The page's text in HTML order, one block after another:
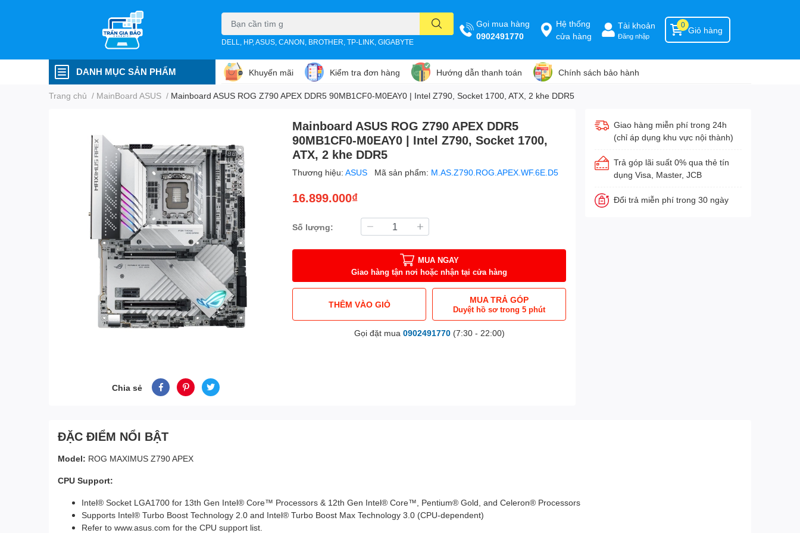
DELL, HP, ASUS, CANON, BROTHER, TP-LINK, GIGABYTE
Gọi mua hàng
0902491770
Hệ thống
cửa hàng
Tài khoản
Đăng nhập
Giỏ hàng
0
DANH MỤC SẢN PHẨM Khuyến mãi Kiểm tra đơn hàng Hướng dẫn thanh toán Chính sách bảo hành
Trang chủ / MainBoard ASUS / Mainboard ASUS ROG Z790 APEX DDR5 90MB1CF0-M0EAY0 | Intel Z790, Socket 1700, ATX, 2 khe DDR5
Chia sẻ
Mainboard ASUS ROG Z790 APEX DDR5
90MB1CF0-M0EAY0 | Intel Z790, Socket 1700,
ATX, 2 khe DDR5
Thương hiệu:ASUS Mã sản phẩm: M.AS.Z790.ROG.APEX.WF.6E.D5
16.899.000₫
Số lượng:
MUA NGAY
Giao hàng tận nơi hoặc nhận tại cửa hàng
THÊM VÀO GIỎ MUA TRẢ GÓP
Duyệt hồ sơ trong 5 phút
Gọi đặt mua 0902491770(7:30 - 22:00)
Giao hàng miễn phí trong 24h
(chỉ áp dụng khu vực nội thành)
Trả góp lãi suất 0% qua thẻ tín
dụng Visa, Master, JCB
Đổi trả miễn phí trong 30 ngày
ĐẶC ĐIỂM NỔI BẬT
Model: ROG MAXIMUS Z790 APEX
CPU Support:
Intel® Socket LGA1700 for 13th Gen Intel® Core™ Processors & 12th Gen Intel® Core™, Pentium® Gold, and Celeron® Processors
Supports Intel® Turbo Boost Technology 2.0 and Intel® Turbo Boost Max Technology 3.0 (CPU-dependent)
Refer to www.asus.com for the CPU support list.